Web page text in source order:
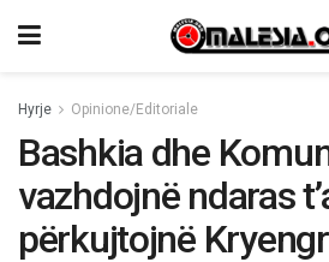
Hyrje Opinione/Editoriale
Bashkia dhe
vazhdojnë ndaras
përkujtojnë